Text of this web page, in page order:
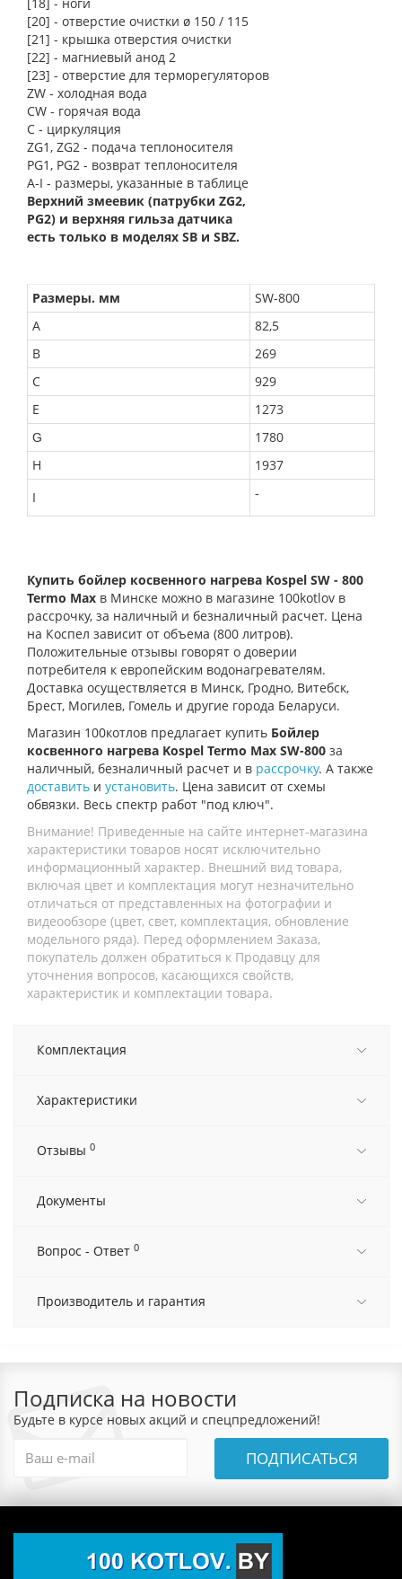
[18] - ноги
[20] - отверстие очистки ø 150 / 115
[21] - крышка отверстия очистки
[22] - магниевый анод 2
[23] - отверстие для терморегуляторов
ZW - холодная вода
CW - горячая вода
C - циркуляция
ZG1, ZG2 - подача теплоносителя
PG1, PG2 - возврат теплоносителя
A-I - размеры, указанные в таблице
Верхний змеевик (патрубки ZG2,
PG2) и верхняя гильза датчика
есть только в моделях SB и SBZ.
Размеры. мм
SW-800
A
82,5
B
269
С
929
E
1273
G
1780
H
1937
I
-
Купить бойлер косвенного нагрева Kospel SW - 800
Termo Max в Минске можно в магазине 100kotlov в
рассрочку, за наличный и безналичный расчет. Цена
на Коспел зависит от объема (800 литров).
Положительные отзывы говорят о доверии
потребителя к европейским водонагревателям.
Доставка осуществляется в Минск, Гродно, Витебск,
Брест, Могилев, Гомель и другие города Беларуси.
Магазин 100котлов предлагает купить Бойлер
косвенного нагрева Kospel Termo Max SW-800 за
наличный, безналичный расчет и в рассрочку. А также
доставить и установить. Цена зависит от схемы
обвязки. Весь спектр работ "под ключ".
Внимание! Приведенные на сайте интернет-магазина
характеристики товаров носят исключительно
информационный характер. Внешний вид товара,
включая цвет и комплектация могут незначительно
отличаться от представленных на фотографии и
видеообзоре (цвет, свет, комплектация, обновление
модельного ряда). Перед оформлением Заказа,
покупатель должен обратиться к Продавцу для
уточнения вопросов, касающихся свойств,
характеристик и комплектации товара.
Комплектация
Характеристики
Отзывы 0
Документы
Вопрос - Ответ 0
Производитель и гарантия
Подписка на новости
Будьте в курсе новых акций и спецпредложений!
ПОДПИСАТЬСЯ